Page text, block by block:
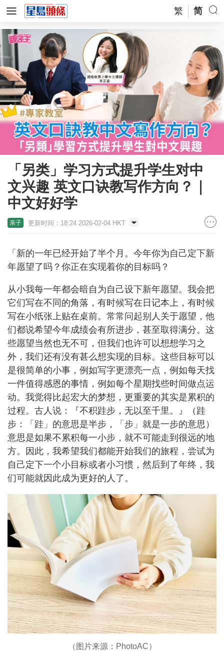
繁 简
「另类」学习方式提升学生对中
文兴趣 英文口诀教写作方向？｜
中文好好学
亲子 更新时间：18:24 2026-02-04 HKT
「新的一年已经开始了半个月。今年你为自己定下新
年愿望了吗？你正在实现着你的目标吗？
从小我每一年都会暗自为自己设下新年愿望。我会把
它们写在不同的角落，有时候写在日记本上，有时候
写在小纸张上贴在桌前。常常问起别人关于愿望，他
们都说希望今年成绩会有所进步，甚至取得满分。这
些愿望当然也无不可，但我们也许可以想想学习之
外，我们还有没有甚么想实现的目标。这些目标可以
是很简单的小事，例如写字更漂亮一点，例如每天找
一件值得感恩的事情，例如每个星期找些时间做点运
动。我觉得比起宏大的梦想，更重要的其实是累积的
过程。古人说：『不积跬步，无以至千里。』（跬
步：「跬」的意思是半步，「步」就是一步的意思）
意思是如果不累积每一小步，就不可能走到很远的地
方。因此，我希望我们都能开始我们的旅程，尝试为
自己定下一个小目标或者小习惯，然后到了年终，我
们可能就因此成为更好的人了。
（图片来源：PhotoAC）